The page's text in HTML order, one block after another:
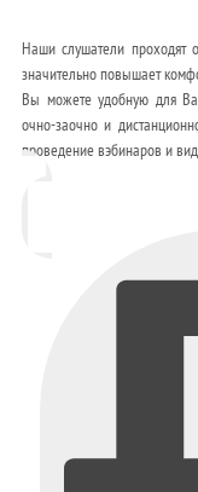
Наши слушатели проходят
значительно повышает
Вы можете удобную для
очно-заочно и
проведение вэбинаров и